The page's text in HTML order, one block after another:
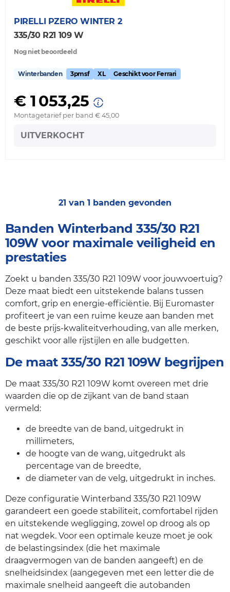
PIRELLI PZERO WINTER 2
335/30 R21 109 W
Nog niet beoordeeld
Winterbanden 3pmsf XL Geschikt voor Ferrari
€ 1 053,25
Montagetarief per band € 45,00
UITVERKOCHT
21 van 1 banden gevonden
Banden Winterband 335/30 R21
109W voor maximale veiligheid en
prestaties
Zoekt u banden 335/30 R21 109W voor jouwvoertuig?
Deze maat biedt een uitstekende balans tussen
comfort, grip en energie-efficiëntie. Bij Euromaster
profiteert je van een ruime keuze aan banden met
de beste prijs-kwaliteitverhouding, van alle merken,
geschikt voor alle rijstijlen en alle budgetten.
De maat 335/30 R21 109W begrijpen
De maat 335/30 R21 109W komt overeen met drie
waarden die op de zijkant van de band staan
vermeld:
de breedte van de band, uitgedrukt in
millimeters,
de hoogte van de wang, uitgedrukt als
percentage van de breedte,
de diameter van de velg, uitgedrukt in inches.
Deze configuratie Winterband 335/30 R21 109W
garandeert een goede stabiliteit, comfortabel rijden
en uitstekende wegligging, zowel op droog als op
nat wegdek. Voor een optimale keuze moet je ook
de belastingsindex (die het maximale
draagvermogen van de banden aangeeft) en de
snelheidsindex (aangegeven met een letter die de
maximale snelheid aangeeft die autobanden